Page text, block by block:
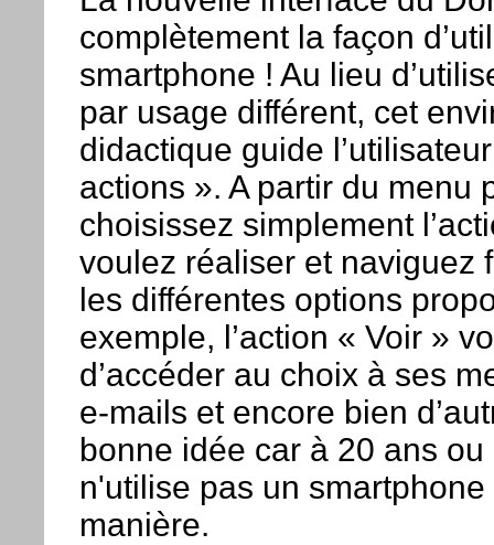
complètement la façon
smartphone ! Au lieu
par usage différent, cet
didactique guide
actions ». A partir du menu
choisissez simplement
voulez réaliser et naviguez
les différentes options
exemple, l’action « Voir »
d’accéder au choix à ses
e-mails et encore bien
bonne idée car à 20 ans
n'utilise pas un
manière.